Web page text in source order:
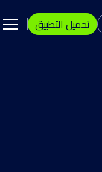
تحميل التطبيق